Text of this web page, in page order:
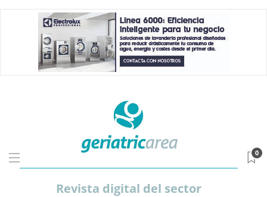
Revista digital del sector
0